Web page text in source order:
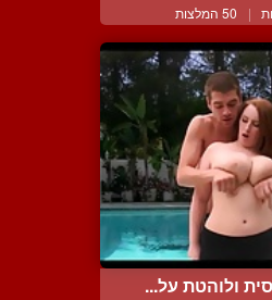
| 50 המלצות
ולוהטת על...